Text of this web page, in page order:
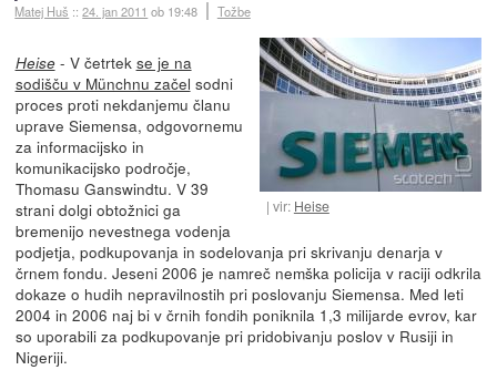
Matej Huš ::24. jan 2011 ob 19:48 Tožbe
vir: Heise
Heise- V četrtek se je na
sodišču v Münchnu začel sodni
proces proti nekdanjemu članu
uprave Siemensa, odgovornemu
za informacijsko in
komunikacijsko področje,
Thomasu Ganswindtu. V 39
strani dolgi obtožnici ga
bremenijo nevestnega vodenja
podjetja, podkupovanja in sodelovanja pri skrivanju denarja v
črnem fondu. Jeseni 2006 je namreč nemška policija v raciji odkrila
dokaze o hudih nepravilnostih pri poslovanju Siemensa. Med leti
2004 in 2006 naj bi v črnih fondih poniknila 1,3 milijarde evrov, kar
so uporabili za podkupovanje pri pridobivanju poslov v Rusiji in
Nigeriji.